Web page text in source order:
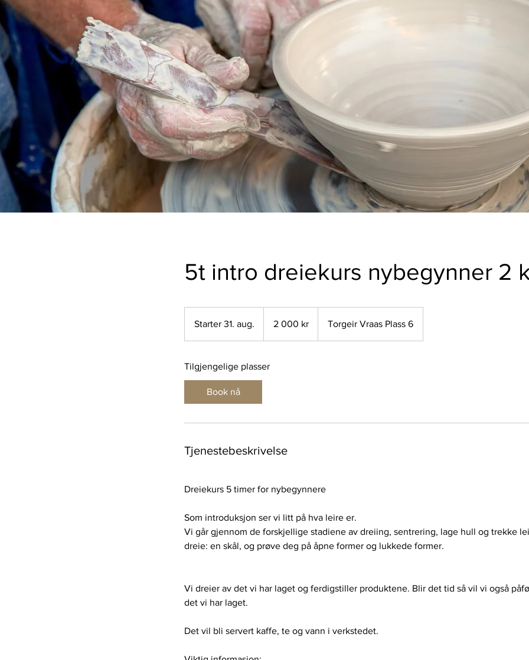
5t intro dreiekurs nybegynner 2
Starter 31. aug.
r
t
3
.
g
kroner2 000 kr Torgeir Vraas Plass 6
Tilgjengelige plasser
Book nå
Tjenestebeskrivelse
Dreiekurs 5 timer for nybegynnere
Som introduksjon ser vi litt på hva leire er.
Vi går gjennom de forskjellige stadiene av dreiing, sentrering, lage hull og trekke
dreie: en skål, og prøve deg på åpne former og lukkede former.
Vi dreier av det vi har laget og ferdigstiller produktene. Blir det tid så vil vi også
det vi har laget.
Det vil bli servert kaffe, te og vann i verkstedet.